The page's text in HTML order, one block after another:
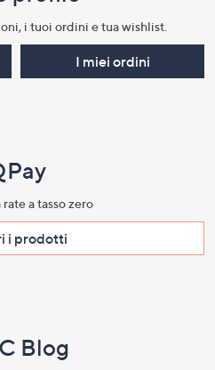
i tuoi ordini e tua wishlist.​
I miei ordini
a tasso zero​
i prodotti​
Blog